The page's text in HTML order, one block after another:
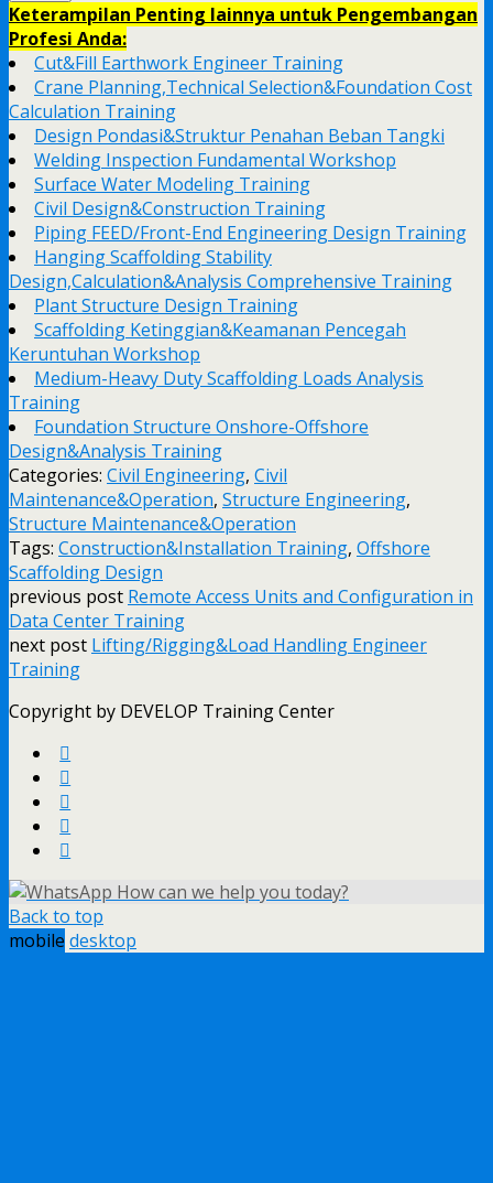
Keterampilan Penting lainnya untuk Pengembangan
Profesi Anda:
Cut&Fill Earthwork Engineer Training
Crane Planning,Technical Selection&Foundation Cost
Calculation Training
Design Pondasi&Struktur Penahan Beban Tangki
Welding Inspection Fundamental Workshop
Surface Water Modeling Training
Civil Design&Construction Training
Piping FEED/Front-End Engineering Design Training
Hanging Scaffolding Stability
Design,Calculation&Analysis Comprehensive Training
Plant Structure Design Training
Scaffolding Ketinggian&Keamanan Pencegah
Keruntuhan Workshop
Medium-Heavy Duty Scaffolding Loads Analysis
Training
Foundation Structure Onshore-Offshore
Design&Analysis Training
Categories: Civil Engineering, Civil
Maintenance&Operation, Structure Engineering,
Structure Maintenance&Operation
Tags: Construction&Installation Training, Offshore
Scaffolding Design
previous post Remote Access Units and Configuration in
Data Center Training
next post Lifting/Rigging&Load Handling Engineer
Training
Copyright by DEVELOP Training Center
How can we help you today?
Back to top
mobile desktop